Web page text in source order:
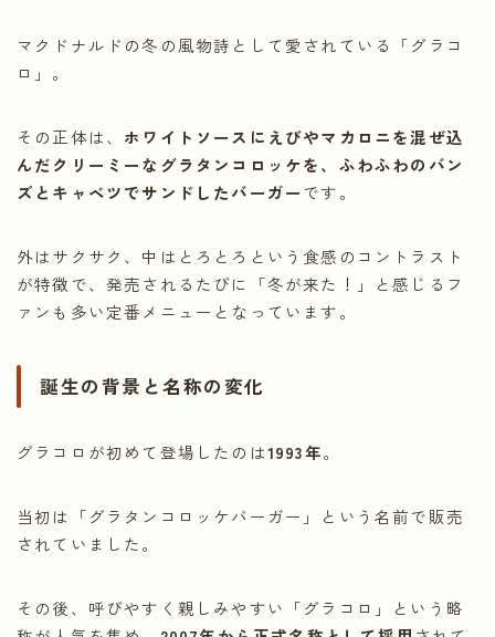
マクドナルドの冬の風物詩として愛されている「グラコ
ロ」。
その正体は、 ホワイトソースにえびやマカロニを混ぜ込
んだクリーミーなグラタンコロッケを、ふわふわのバン
ズとキャベツでサンドしたバーガーです。
外はサクサク、中はとろとろという食感のコントラスト
が特徴で、発売されるたびに「冬が来た！」と感じるフ
ァンも多い定番メニューとなっています。
誕生の背景と名称の変化
グラコロが初めて登場したのは1993年。
当初は「グラタンコロッケバーガー」という名前で販売
されていました。
その後、呼びやすく親しみやすい「グラコロ」という略